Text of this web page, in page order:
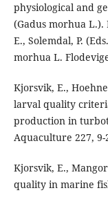
physiological and
(Gadus morhua L.).
E., Solemdal, P.
morhua L.
Kjorsvik, E.,
larval quality
production in
Aquaculture 227, 9-
Kjorsvik, E.,
quality in marine